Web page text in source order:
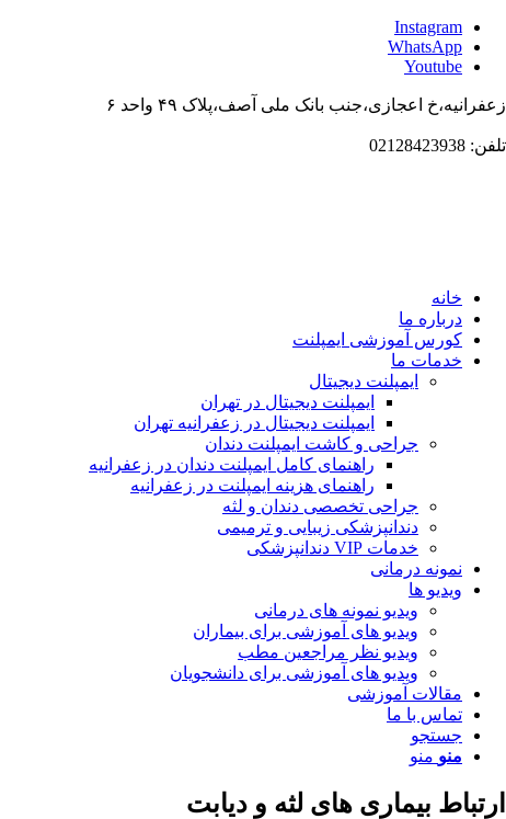
Instagram
WhatsApp
Youtube
زعفرانیه،خ اعجازی،جنب بانک ملی آصف،پلاک ۴۹ واحد ۶
تلفن: 02128423938
خانه
درباره ما
کورس آموزشی ایمپلنت
خدمات ما
ایمپلنت دیجیتال
ایمپلنت دیجیتال در تهران
ایمپلنت دیجیتال در زعفرانیه تهران
جراحی و کاشت ایمپلنت دندان
راهنمای کامل ایمپلنت دندان در زعفرانیه
راهنمای هزینه ایمپلنت در زعفرانیه
جراحی تخصصی دندان و لثه
دندانپزشکی زیبایی و ترمیمی
خدمات VIP دندانپزشکی
نمونه درمانی
ویدیو ها
ویدیو نمونه های درمانی
ویدیو های آموزشی برای بیماران
ویدیو نظر مراجعین مطب
ویدیو های آموزشی برای دانشجویان
مقالات آموزشی
تماس با ما
جستجو
منو منو
ارتباط بیماری های لثه و دیابت